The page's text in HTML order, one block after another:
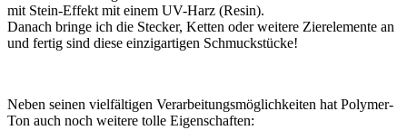
mit Stein-Effekt mit einem UV-Harz (Resin).
Danach bringe ich die Stecker, Ketten oder weitere Zierelemente an
und fertig sind diese einzigartigen Schmuckstücke!
Neben seinen vielfältigen Verarbeitungsmöglichkeiten hat Polymer-
Ton auch noch weitere tolle Eigenschaften: